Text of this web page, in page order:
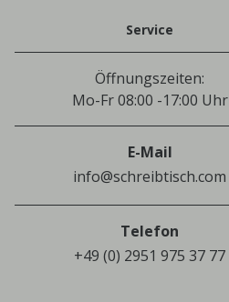
Service
Öffnungszeiten:
Mo-Fr 08:00 -17:00 Uhr
E-Mail
info@schreibtisch.com
Telefon
+49 (0) 2951 975 37 77